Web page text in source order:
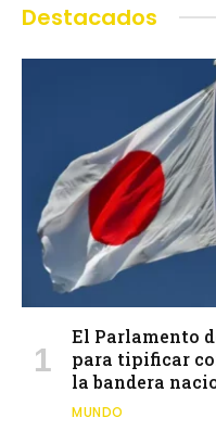
Destacados
El Parlamento
para tipificar
la bandera
MUNDO